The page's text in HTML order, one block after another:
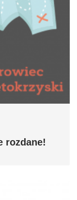
rozdane!